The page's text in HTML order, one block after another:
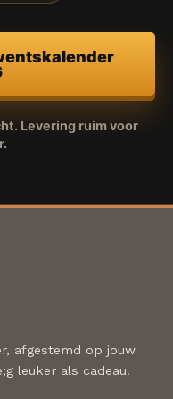
Levering ruim voor
afgestemd op jouw
leuker als cadeau.